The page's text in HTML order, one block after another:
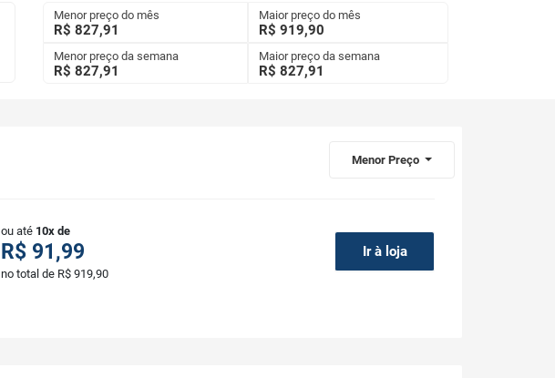
Menor preço do mês
R$ 827,91
Maior preço do mês
R$ 919,90
Menor preço da semana
R$ 827,91
Maior preço da semana
R$ 827,91
Menor Preço
ou até 10x de
R$ 91,99
no total de R$ 919,90
Ir à loja